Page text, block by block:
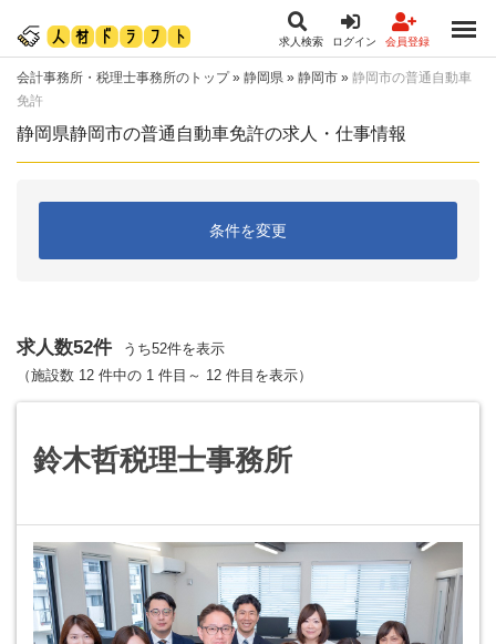
求人検索 ログイン 会員登録
会計事務所・税理士事務所のトップ» 静岡県 » 静岡市 » 静岡市の普通自動車
免許
静岡県静岡市の普通自動車免許の求人・仕事情報
条件を変更
求人数52件
うち52件を表示
（施設数 12 件中の 1 件目～ 12 件目を表示）
鈴木哲税理士事務所